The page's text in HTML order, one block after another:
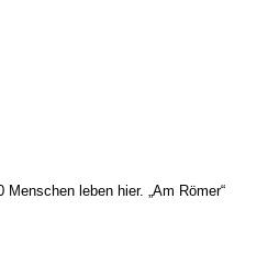
leben hier. „Am Römer“